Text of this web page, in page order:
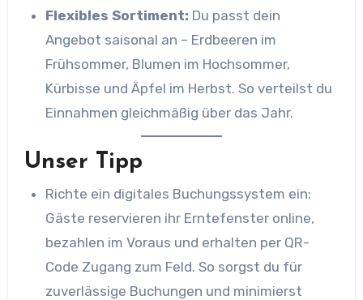
Flexibles Sortiment: Du passt dein
Angebot saisonal an – Erdbeeren im
Frühsommer, Blumen im Hochsommer,
Kürbisse und Äpfel im Herbst. So verteilst du
Einnahmen gleichmäßig über das Jahr.
Unser Tipp
Richte ein digitales Buchungssystem ein:
Gäste reservieren ihr Erntefenster online,
bezahlen im Voraus und erhalten per QR-
Code Zugang zum Feld. So sorgst du für
zuverlässige Buchungen und minimierst